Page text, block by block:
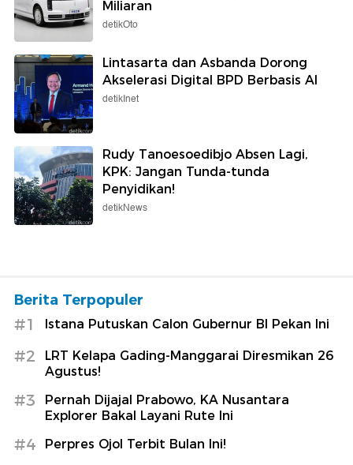
Miliaran
detikOto
Lintasarta dan Asbanda Dorong
Akselerasi Digital BPD Berbasis AI
detikInet
Rudy Tanoesoedibjo Absen Lagi,
KPK: Jangan Tunda-tunda
Penyidikan!
detikNews
Berita Terpopuler
#1 Istana Putuskan Calon Gubernur BI Pekan Ini
#2
LRT Kelapa Gading-Manggarai Diresmikan 26
Agustus!
#3
Pernah Dijajal Prabowo, KA Nusantara
Explorer Bakal Layani Rute Ini
#4 Perpres Ojol Terbit Bulan Ini!